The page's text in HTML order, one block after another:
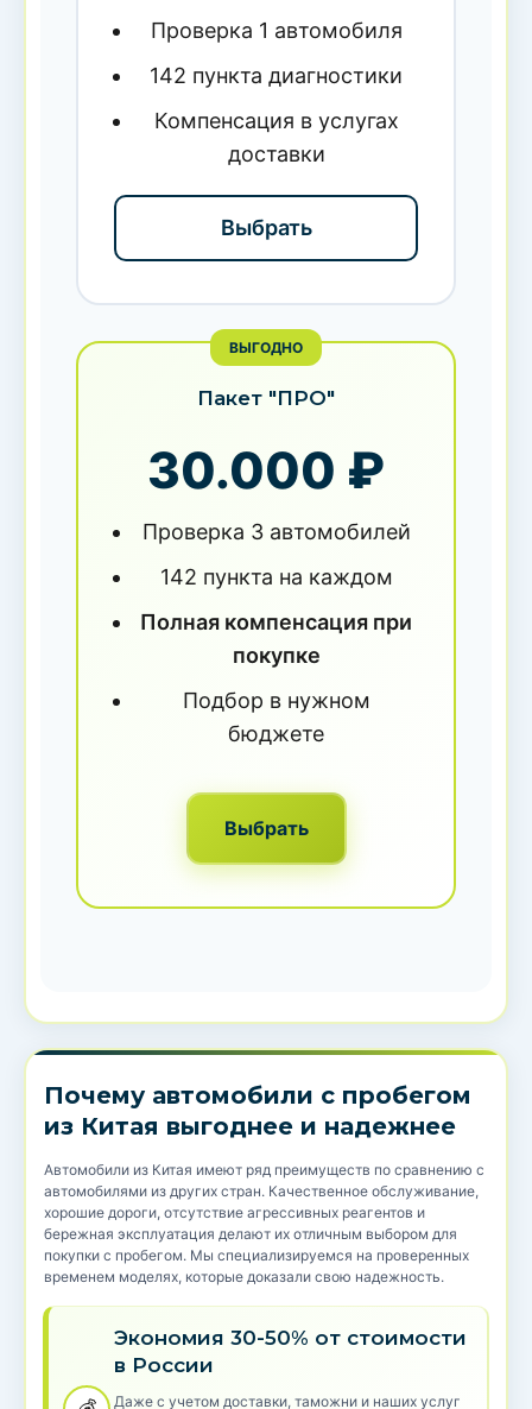
Проверка 1 автомобиля
142 пункта диагностики
Компенсация в услугах
доставки
Выбрать
ВЫГОДНО
Пакет "ПРО"
30.000 ₽
Проверка 3 автомобилей
142 пункта на каждом
Полная компенсация при
покупке
Подбор в нужном
бюджете
Выбрать
Почему автомобили с пробегом
из Китая выгоднее и надежнее
Автомобили из Китая имеют ряд преимуществ по сравнению с
автомобилями из других стран. Качественное обслуживание,
хорошие дороги, отсутствие агрессивных реагентов и
бережная эксплуатация делают их отличным выбором для
покупки с пробегом. Мы специализируемся на проверенных
временем моделях, которые доказали свою надежность.
Экономия 30-50% от стоимости
в России
Даже с учетом доставки, таможни и наших услуг